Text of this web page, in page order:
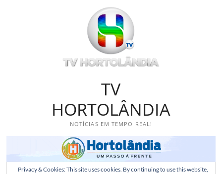
TV
HORTOLÂNDIA
NOTÍCIAS EM TEMPO REAL!
Privacy & Cookies: This site uses cookies. By continuing to use this website,